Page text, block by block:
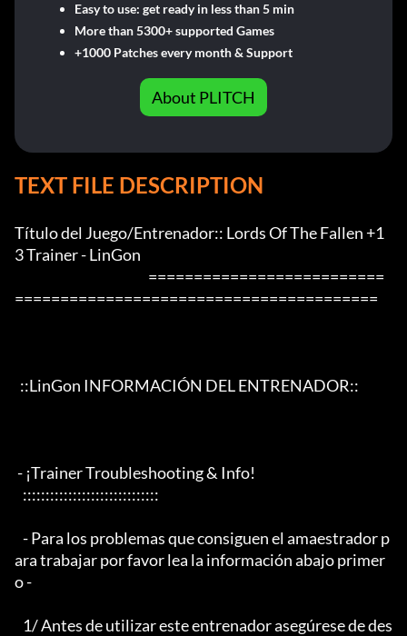
Easy to use: get ready in less than 5 min
More than 5300+ supported Games
+1000 Patches every month & Support
About PLITCH
TEXT FILE DESCRIPTION
Título del Juego/Entrenador:: Lords Of The Fallen +1
3 Trainer - LinGon
========================================
ara trabajar por favor lea la información abajo primer
o -